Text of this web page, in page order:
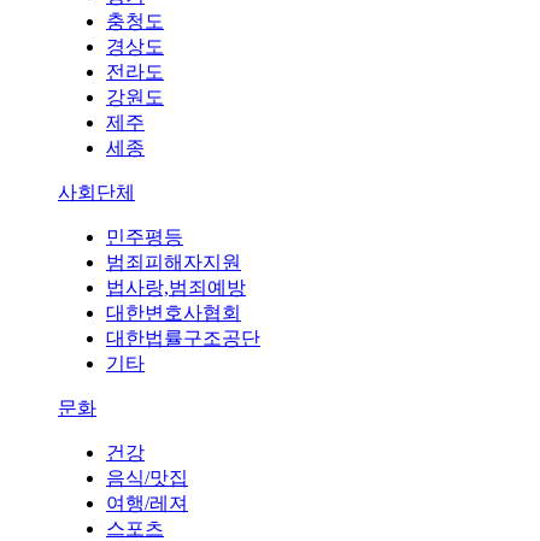
충청도
경상도
전라도
강원도
제주
세종
사회단체
민주평등
범죄피해자지원
법사랑,범죄예방
대한변호사협회
대한법률구조공단
기타
문화
건강
음식/맛집
여행/레져
스포츠